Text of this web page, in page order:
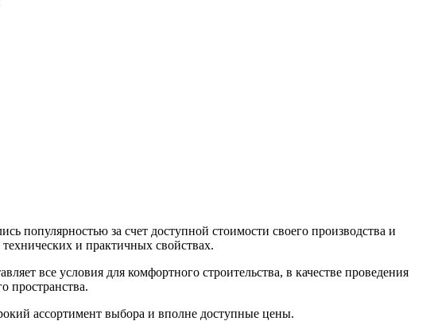
популярностью за счет доступной стоимости своего производства и
и практичных свойствах.
все условия для комфортного строительства, в качестве проведения
пространства.
ассортимент выбора и вполне доступные цены.